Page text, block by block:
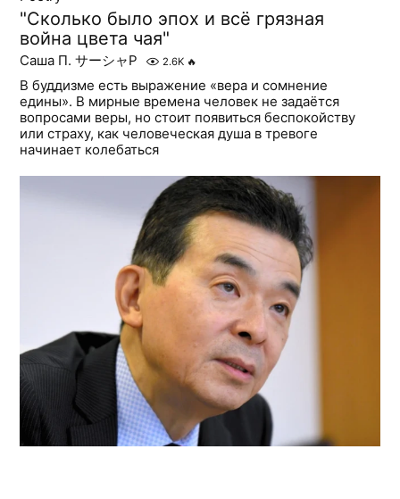
"Сколько было эпох и всё грязная
война цвета чая"
Саша П. サーシャP 2.6K 🔥
В буддизме есть выражение «вера и сомнение
едины». В мирные времена человек не задаётся
вопросами веры, но стоит появиться беспокойству
или страху, как человеческая душа в тревоге
начинает колебаться